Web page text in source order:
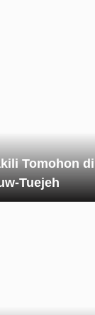
Tomohon di
Tuejeh